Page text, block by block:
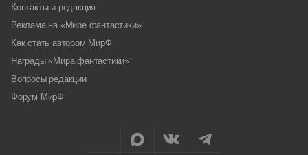
Контакты и редакция
Реклама на «Мире фантастики»
Как стать автором МирФ
Награды «Мира фантастики»
Вопросы редакции
Форум МирФ